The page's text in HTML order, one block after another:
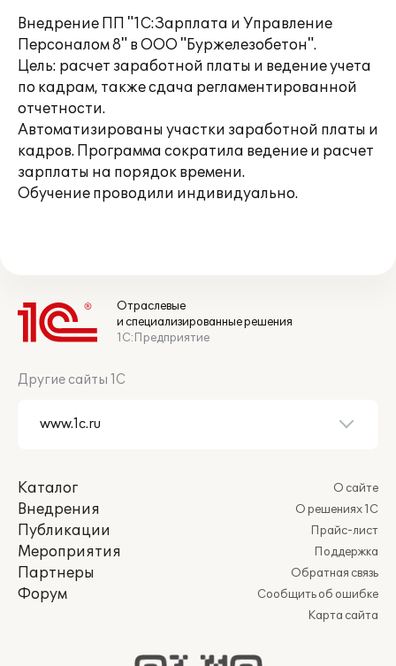
Внедрение ПП "1С:Зарплата и Управление
Персоналом 8" в ООО "Буржелезобетон".
Цель: расчет заработной платы и ведение учета
по кадрам, также сдача регламентированной
отчетности.
Автоматизированы участки заработной платы и
кадров. Программа сократила ведение и расчет
зарплаты на порядок времени.
Обучение проводили индивидуально.
Отраслевые
и специализированные решения
1С:Предприятие
Другие сайты 1С
Каталог
Внедрения
Публикации
Мероприятия
Партнеры
Форум
О сайте
О решениях 1С
Прайс-лист
Поддержка
Обратная связь
Сообщить об ошибке
Карта сайта